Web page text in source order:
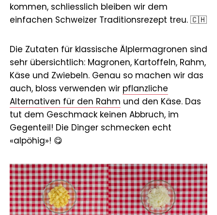
kommen, schliesslich bleiben wir dem
einfachen Schweizer Traditionsrezept treu. 🇨🇭
Die Zutaten für klassische Älplermagronen sind
sehr übersichtlich: Magronen, Kartoffeln, Rahm,
Käse und Zwiebeln. Genau so machen wir das
auch, bloss verwenden wir pflanzliche
Alternativen für den Rahm und den Käse. Das
tut dem Geschmack keinen Abbruch, im
Gegenteil! Die Dinger schmecken echt
«alpöhig»! 😋